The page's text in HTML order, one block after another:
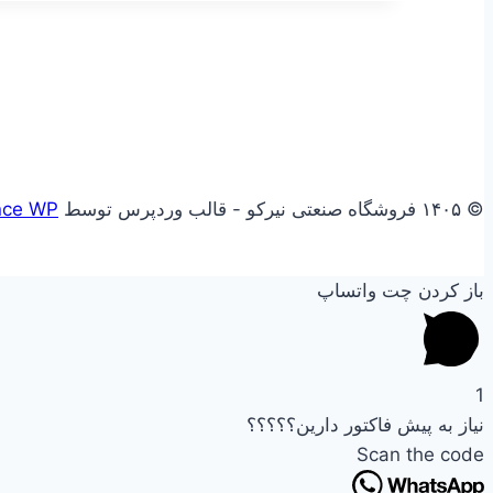
© ۱۴۰۵ فروشگاه صنعتی نیرکو - قالب وردپرس توسط WP
باز کردن چت واتساپ
1
نیاز به پیش فاکتور دارین؟؟؟؟؟
Scan the code